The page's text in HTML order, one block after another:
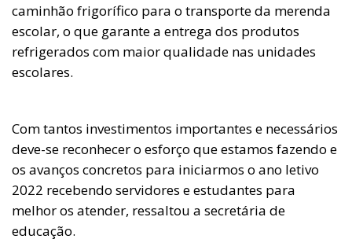
caminhão frigorífico para o transporte da merenda
escolar, o que garante a entrega dos produtos
refrigerados com maior qualidade nas unidades
escolares.
Com tantos investimentos importantes e necessários
deve-se reconhecer o esforço que estamos fazendo e
os avanços concretos para iniciarmos o ano letivo
2022 recebendo servidores e estudantes para
melhor os atender, ressaltou a secretária de
educação.